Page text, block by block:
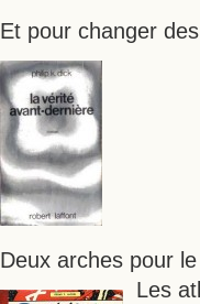
Et pour changer
Deux arches pour
Les